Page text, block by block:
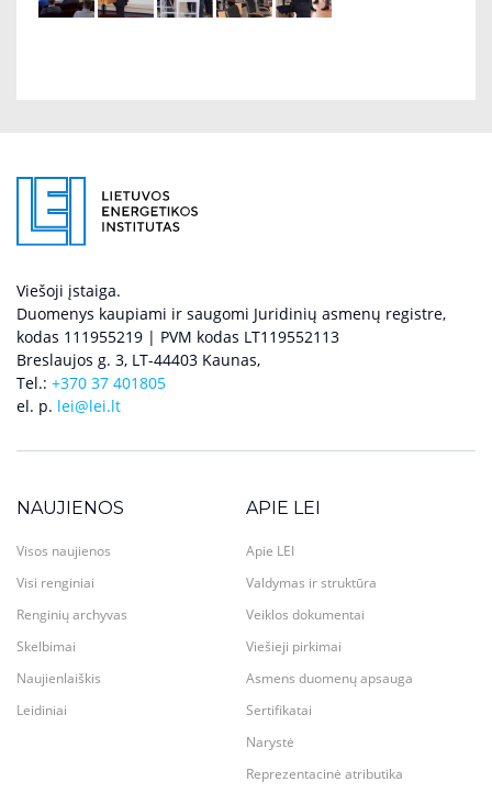
Viešoji įstaiga.
Duomenys kaupiami ir saugomi Juridinių asmenų registre,
kodas 111955219 | PVM kodas LT119552113
Breslaujos g. 3, LT-44403 Kaunas,
Tel.: +370 37 401805
el. p. lei@lei.lt
NAUJIENOS
Visos naujienos
Visi renginiai
Renginių archyvas
Skelbimai
Naujienlaiškis
Leidiniai
APIE LEI
Apie LEI
Valdymas ir struktūra
Veiklos dokumentai
Viešieji pirkimai
Asmens duomenų apsauga
Sertifikatai
Narystė
Reprezentacinė atributika